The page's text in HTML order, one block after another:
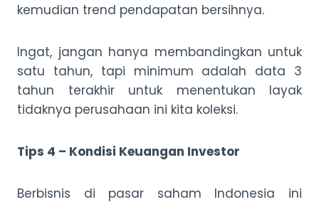
kemudian trend pendapatan bersihnya.
Ingat, jangan hanya membandingkan untuk
satu tahun, tapi minimum adalah data 3
tahun terakhir untuk menentukan layak
tidaknya perusahaan ini kita koleksi.
Tips 4 – Kondisi Keuangan Investor
Berbisnis di pasar saham Indonesia ini